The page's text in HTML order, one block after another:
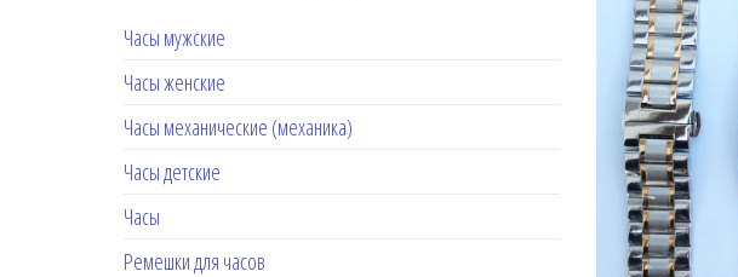
Часы мужские
Часы женские
Часы механические (механика)
Часы детские
Часы
Ремешки для часов